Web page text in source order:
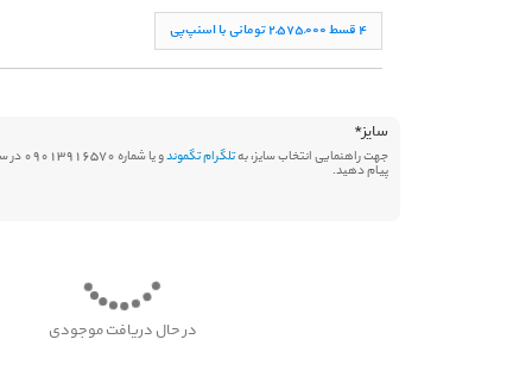
۴ قسط ۲,۵۷۵,۰۰۰ تومانی با اسنپ‌پی
سایز*
جهت راهنمایی انتخاب سایز، بهتلگرام تگموند و یا شماره
پیام دهید.
در حال دریافت موجودی